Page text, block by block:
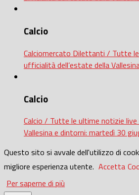
Calcio
Calciomercato Dilettanti / Tutte
ufficialità dell’estate della
Calcio
Calcio / Tutte le ultime notizie live
Vallesina e dintorni: martedì 30
Questo sito si avvale dell'utilizzo di
migliore esperienza utente. Accetta
Per saperne di più